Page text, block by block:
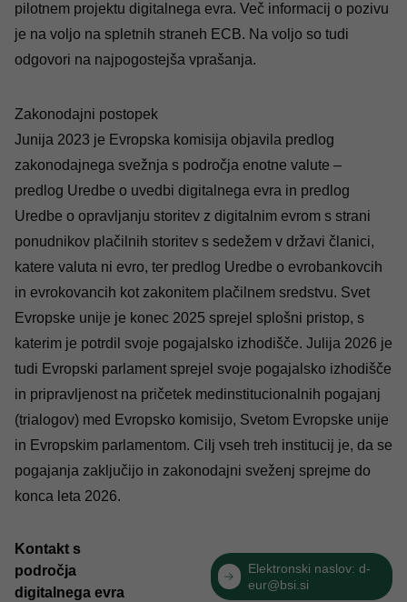
pilotnem projektu digitalnega evra. Več informacij o pozivu
je na voljo na spletnih straneh ECB. Na voljo so tudi
odgovori na najpogostejša vprašanja.
Zakonodajni postopek
Junija 2023 je Evropska komisija objavila predlog
zakonodajnega svežnja s področja enotne valute –
predlog Uredbe o uvedbi digitalnega evra in predlog
Uredbe o opravljanju storitev z digitalnim evrom s strani
ponudnikov plačilnih storitev s sedežem v državi članici,
katere valuta ni evro, ter predlog Uredbe o evrobankovcih
in evrokovancih kot zakonitem plačilnem sredstvu. Svet
Evropske unije je konec 2025 sprejel splošni pristop, s
katerim je potrdil svoje pogajalsko izhodišče. Julija 2026 je
tudi Evropski parlament sprejel svoje pogajalsko izhodišče
in pripravljenost na pričetek medinstitucionalnih pogajanj
(trialogov) med Evropsko komisijo, Svetom Evropske unije
in Evropskim parlamentom. Cilj vseh treh institucij je, da se
pogajanja zaključijo in zakonodajni sveženj sprejme do
konca leta 2026.
Kontakt s
področja
digitalnega evra
Elektronski naslov: d-
eur@bsi.si